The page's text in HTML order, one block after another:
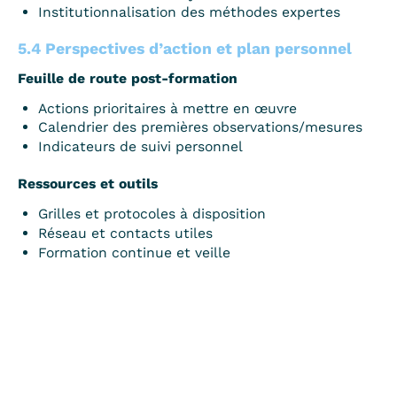
Institutionnalisation des méthodes expertes
5.4 Perspectives d’action et plan personnel
Feuille de route post-formation
Actions prioritaires à mettre en œuvre
Calendrier des premières observations/mesures
Indicateurs de suivi personnel
Ressources et outils
Grilles et protocoles à disposition
Réseau et contacts utiles
Formation continue et veille